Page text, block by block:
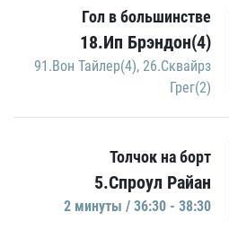
Гол в большинстве
18.Ип Брэндон(4)
91.Вон Тайлер(4), 26.Сквайрз
Грег(2)
Толчок на борт
5.Спроул Райан
2 минуты / 36:30 - 38:30